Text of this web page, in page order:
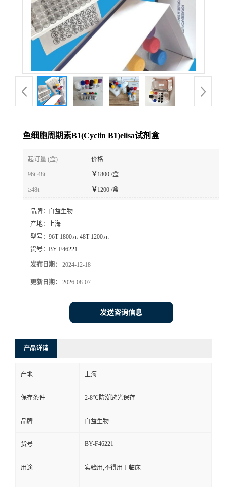
鱼细胞周期素B1(Cyclin B1)elisa试剂盒
起订量 (盒) 价格
96t-48t ￥ 1800 /盒
≥48t ￥ 1200 /盒
品牌：
白益生物
产地： 上海
型号： 96T 1800元 48T 1200元
货号： BY-F46221
发布日期： 2024-12-18
更新日期： 2026-08-07
发送咨询信息
产品详请
产地 上海
保存条件 2-8℃防潮避光保存
品牌 白益生物
货号 BY-F46221
用途 实验用,不得用于临床